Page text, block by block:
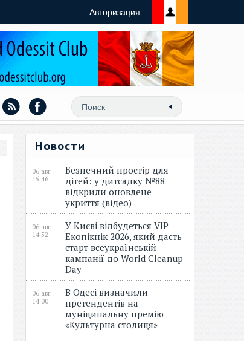
Авторизация
Новости
06 авг
15:46
Безпечний простір для
дітей: у дитсадку №88
відкрили оновлене
укриття (відео)
06 авг
14:52
У Києві відбудеться VIP
Екопікнік 2026, який дасть
старт всеукраїнській
кампанії до World Cleanup
Day
06 авг
14:00
В Одесі визначили
претендентів на
муніципальну премію
«Культурна столиця»